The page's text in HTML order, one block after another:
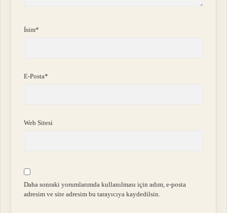
İsim*
E-Posta*
Web Sitesi
Daha sonraki yorumlarımda kullanılması için adım, e-posta
adresim ve site adresim bu tarayıcıya kaydedilsin.